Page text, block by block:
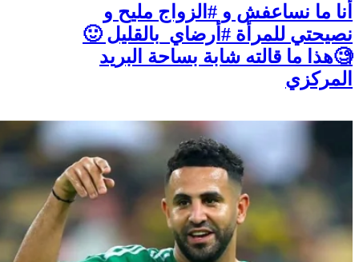
أنا ما نساعفش و #الزواج مليح و
نصيحتي للمرأة #أرضاي_بالقليل 🙂
🧐هذا ما قالته شابة بساحة البريد
المركزي